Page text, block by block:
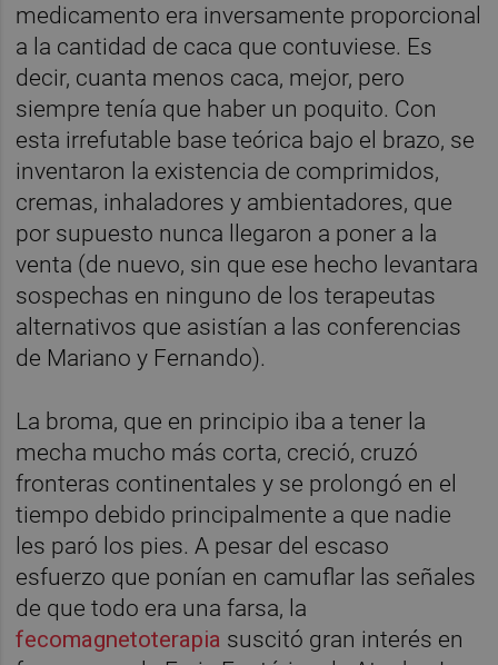
medicamento era inversamente proporcional
a la cantidad de caca que contuviese. Es
decir, cuanta menos caca, mejor, pero
siempre tenía que haber un poquito. Con
esta irrefutable base teórica bajo el brazo, se
inventaron la existencia de comprimidos,
cremas, inhaladores y ambientadores, que
por supuesto nunca llegaron a poner a la
venta (de nuevo, sin que ese hecho levantara
sospechas en ninguno de los terapeutas
alternativos que asistían a las conferencias
de Mariano y Fernando).
La broma, que en principio iba a tener la
mecha mucho más corta, creció, cruzó
fronteras continentales y se prolongó en el
tiempo debido principalmente a que nadie
les paró los pies. A pesar del escaso
esfuerzo que ponían en camuflar las señales
de que todo era una farsa, la
fecomagnetoterapia suscitó gran interés en